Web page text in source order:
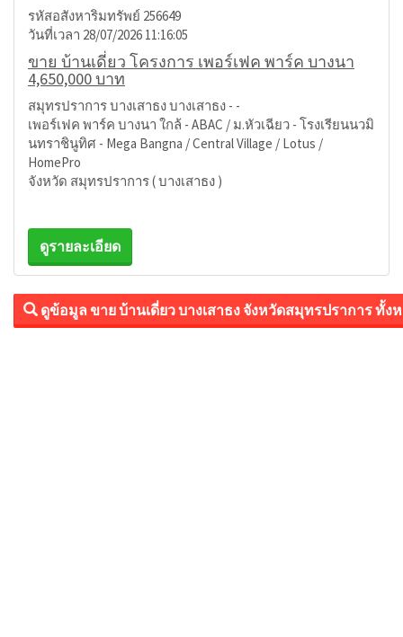
รหัสอสังหาริมทรัพย์ 256649
วันที่เวลา 28/07/2026 11:16:05
ขาย บ้านเดี่ยว โครงการ เพอร์เฟค พาร์ค บางนา
4,650,000 บาท
สมุทรปราการ บางเสาธง บางเสาธง - -
เพอร์เฟค พาร์ค บางนา ใกล้ - ABAC / ม.หัวเฉียว - โรงเรียนนวมิ
นทราชินูทิศ - Mega Bangna / Central Village / Lotus /
HomePro
จังหวัด สมุทรปราการ ( บางเสาธง )
ดูรายละเอียด
ดูข้อมูล ขาย บ้านเดี่ยว บางเสาธง จังหวัดสมุทรปราการ ทั้ง